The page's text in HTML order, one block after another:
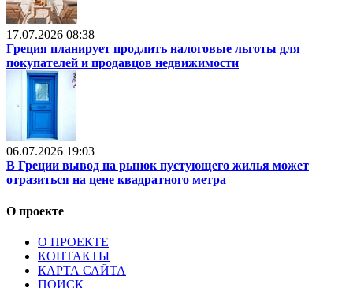
17.07.2026 08:38
Греция планирует продлить налоговые льготы для
покупателей и продавцов недвижимости
06.07.2026 19:03
В Греции вывод на рынок пустующего жилья может
отразиться на цене квадратного метра
О проекте
О ПРОЕКТЕ
КОНТАКТЫ
КАРТА САЙТА
ПОИСК